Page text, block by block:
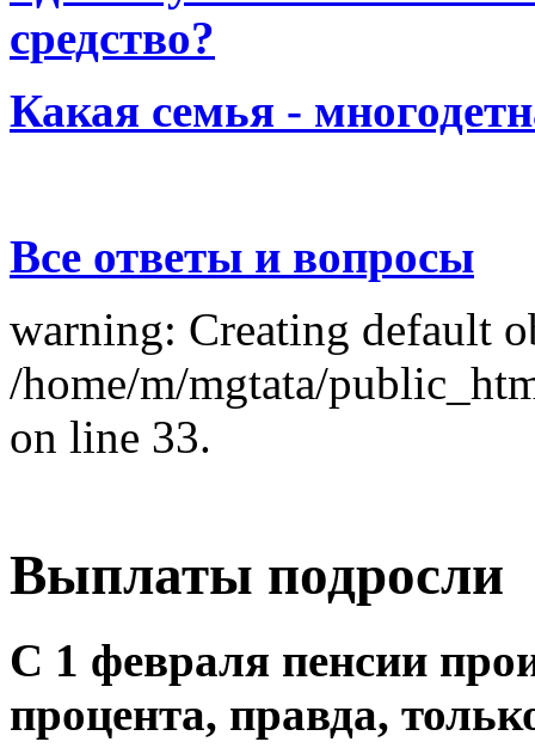
средство?
Какая семья -
Все ответы и вопросы
warning: Creating default
/home/m/mgtata/
on line 33.
Выплаты подросли
С 1 февраля пенсии
процента, правда,